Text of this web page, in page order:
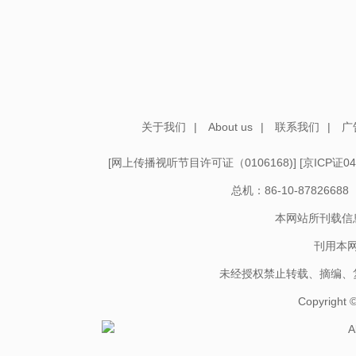
关于我们 | About us | 联系我们 |
[网上传播视听节目许可证（0106168)] [京ICP证
总机：86-10-87826688
本网站所刊载
刊用本
未经授权禁止转载、摘编
Copyright